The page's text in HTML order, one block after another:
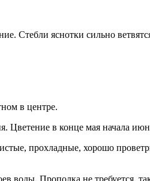
Стебли яснотки сильно
в центре.
Цветение в конце мая начала
прохладные, хорошо
Прополка не требуется,